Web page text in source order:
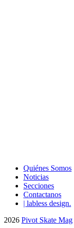
Quiénes Somos
Noticias
Secciones
Contactanos
| labless design.
2026 Pivot Skate Mag